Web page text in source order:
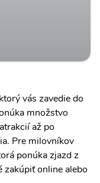
vás zavedie do
množstvo
až po
Pre milovníkov
ponúka zjazd z
zakúpiť online alebo